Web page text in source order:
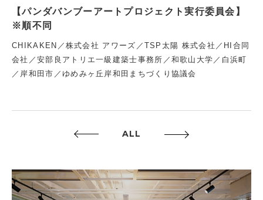
【パンダバンブーアートプロジェクト実行委員会】
※順不同
CHIKAKEN／株式会社 アワーズ／TSP太陽 株式会社／HI合同
会社／安部良アトリエ一級建築士事務所／和歌山大学／白浜町
／岸和田市／ゆめみヶ丘岸和田まちづくり協議会
ALL